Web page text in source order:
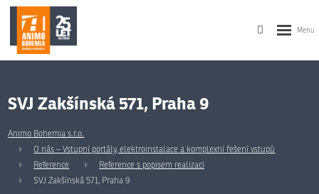
SVJ Zakšínská 571, Praha 9
Animo Bohemia s.r.o.
O nás – Vstupní portály, elektroinstalace a komplexní řešení vstupů
Reference
Reference s popisem realizací
SVJ Zakšínská 571, Praha 9